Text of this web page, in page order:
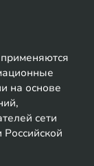
на основе
сети